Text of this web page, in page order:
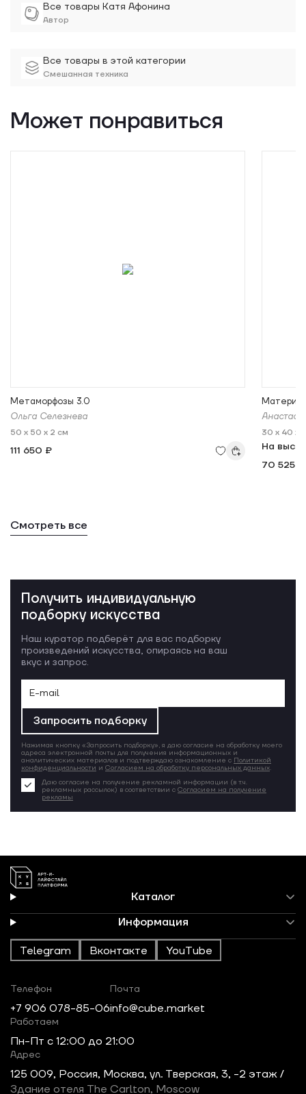
Все товары Катя Афонина
Автор
Все товары в этой категории
Смешанная техника
Может понравиться
Метаморфозы 3.0
Ольга Селезнева
50 x 50 x 2 см
111 650 ₽
30 x 40 x
На
70 525 ₽
Смотреть все
Получить индивидуальную
подборку искусства
Наш куратор подберёт для вас подборку
произведений искусства, опираясь на ваш
вкус и запрос.
Запросить подборку
Нажимая кнопку «Запросить подборку», я даю согласие на обработку моего
адреса электронной почты для получения информационных и
аналитических материалов и подтверждаю ознакомление с Политикой
конфиденциальности и Согласием на обработку персональных данных.
Даю согласие на получение рекламной информации (в т.ч.
рекламных рассылок) в соответствии с Согласием на получение
рекламы
Каталог
Информация
Telegram Вконтакте YouTube
Телефон
+7 906 078-85-06
Почта
info@cube.market
Работаем
Пн-Пт c 12:00 до 21:00
Адрес
125 009, Россия, Москва, ул. Тверская, 3, -2 этаж /
Здание отеля The Carlton, Moscow